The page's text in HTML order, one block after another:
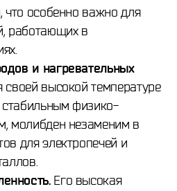
что особенно важно для
работающих в
и нагревательных
высокой температуре
стабильным физико-
молибден незаменим в
для электропечей и
Его высокая